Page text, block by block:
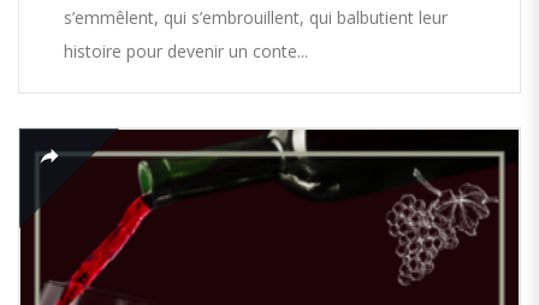
s’emmêlent, qui s’embrouillent, qui balbutient leur
histoire pour devenir un conte...